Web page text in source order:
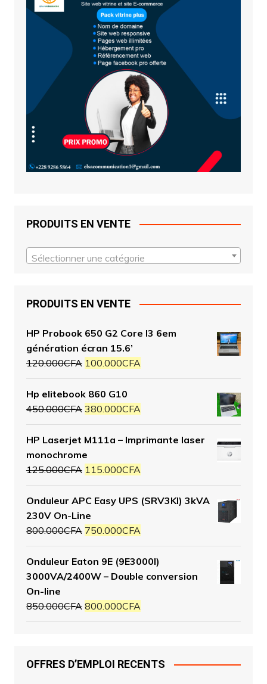
PRODUITS EN VENTE
Sélectionner une catégorie
PRODUITS EN VENTE
HP Probook 650 G2 Core I3 6em
génération écran 15.6’
120.000CFA 100.000CFA
Hp elitebook 860 G10
450.000CFA 380.000CFA
HP Laserjet M111a – Imprimante laser
monochrome
125.000CFA 115.000CFA
Onduleur APC Easy UPS (SRV3KI) 3kVA
230V On-Line
800.000CFA 750.000CFA
Onduleur Eaton 9E (9E3000I)
3000VA/2400W – Double conversion
On-line
850.000CFA 800.000CFA
OFFRES D’EMPLOI RECENTS